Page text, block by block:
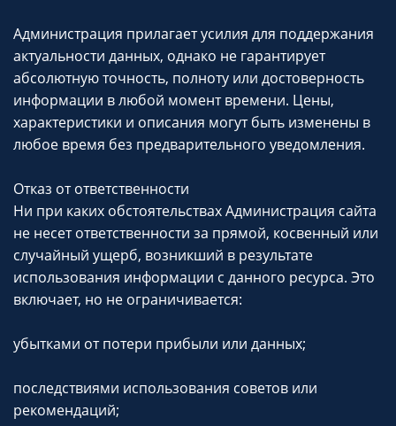
Администрация прилагает усилия для поддержания
актуальности данных, однако не гарантирует
абсолютную точность, полноту или достоверность
информации в любой момент времени. Цены,
характеристики и описания могут быть изменены в
любое время без предварительного уведомления.
Отказ от ответственности
Ни при каких обстоятельствах Администрация сайта
не несет ответственности за прямой, косвенный или
случайный ущерб, возникший в результате
использования информации с данного ресурса. Это
включает, но не ограничивается:
убытками от потери прибыли или данных;
последствиями использования советов или
рекомендаций;